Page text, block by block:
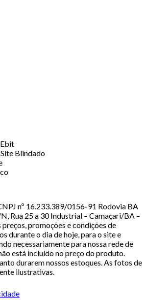
nº 16.233.389/0156-91 Rodovia BA
Rua 25 a 30 Industrial – Camaçari/BA –
promoções e condições de
durante o dia de hoje, para o site e
necessariamente para nossa rede de
está incluído no preço do produto.
durarem nossos estoques. As fotos de
ilustrativas.